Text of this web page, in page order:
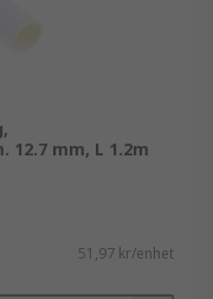
12.7 mm, L 1.2m
51,97 kr/enhet